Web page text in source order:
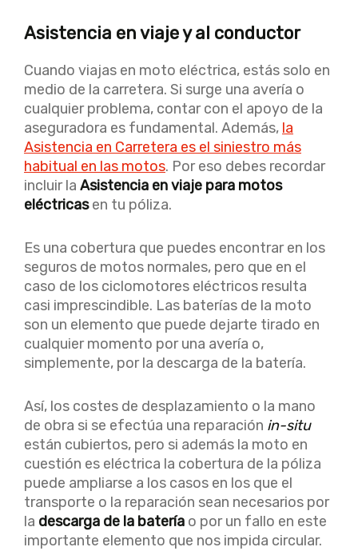
Asistencia en viaje y al conductor
Cuando viajas en moto eléctrica, estás solo en
medio de la carretera. Si surge una avería o
cualquier problema, contar con el apoyo de la
aseguradora es fundamental. Además, la
Asistencia en Carretera es el siniestro más
habitual en las motos. Por eso debes recordar
incluir la Asistencia en viaje para motos
eléctricasen tu póliza.
Es una cobertura que puedes encontrar en los
seguros de motos normales, pero que en el
caso de los ciclomotores eléctricos resulta
casi imprescindible. Las baterías de la moto
son un elemento que puede dejarte tirado en
cualquier momento por una avería o,
simplemente, por la descarga de la batería.
Así, los costes de desplazamiento o la mano
de obra si se efectúa una reparación in-situ
están cubiertos, pero si además la moto en
cuestión es eléctrica la cobertura de la póliza
puede ampliarse a los casos en los que el
transporte o la reparación sean necesarios por
la descarga de la batería o por un fallo en este
importante elemento que nos impida circular.